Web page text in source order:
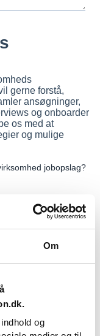
Om
og